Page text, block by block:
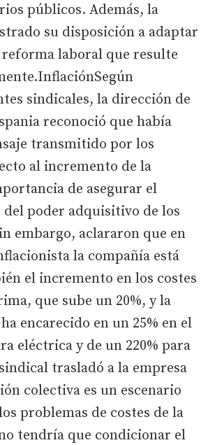
públicos. Además, la
su disposición a adaptar
reforma laboral que resulte
sindicales, la dirección de
reconoció que había
transmitido por los
al incremento de la
de asegurar el
poder adquisitivo de los
embargo, aclararon que en
la compañía está
el incremento en los costes
que sube un 20%, y la
encarecido en un 25% en el
eléctrica y de un 220% para
trasladó a la empresa
colectiva es un escenario
problemas de costes de la
tendría que condicionar el